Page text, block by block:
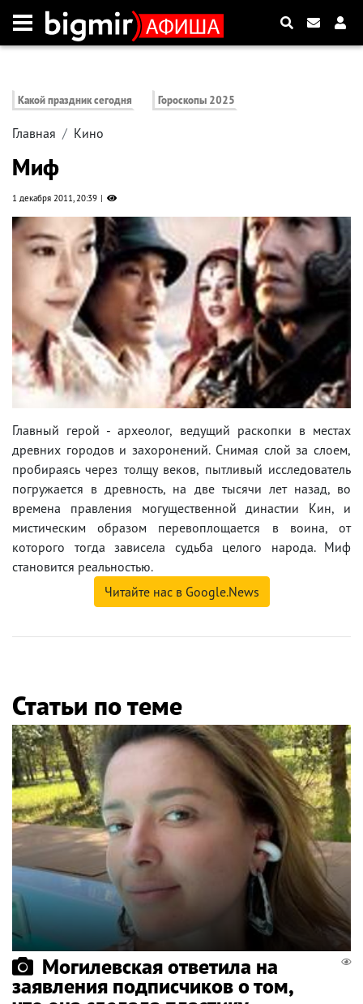
Какой праздник сегодня Гороскопы 2025
Главная Кино
Миф
1 декабря 2011, 20:39
Главный герой - археолог, ведущий раскопки в местах
древних городов и захоронений. Снимая слой за слоем,
пробираясь через толщу веков, пытливый исследователь
погружается в древность, на две тысячи лет назад, во
времена правления могущественной династии Кин, и
мистическим образом перевоплощается в воина, от
которого тогда зависела судьба целого народа. Миф
становится реальностью.
Читайте нас в Google.News
Статьи по теме
Могилевская ответила на
заявления подписчиков о том,